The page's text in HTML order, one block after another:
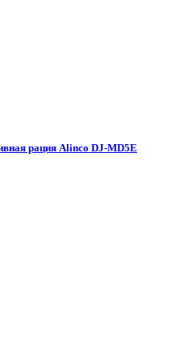
рация Alinco DJ-MD5E